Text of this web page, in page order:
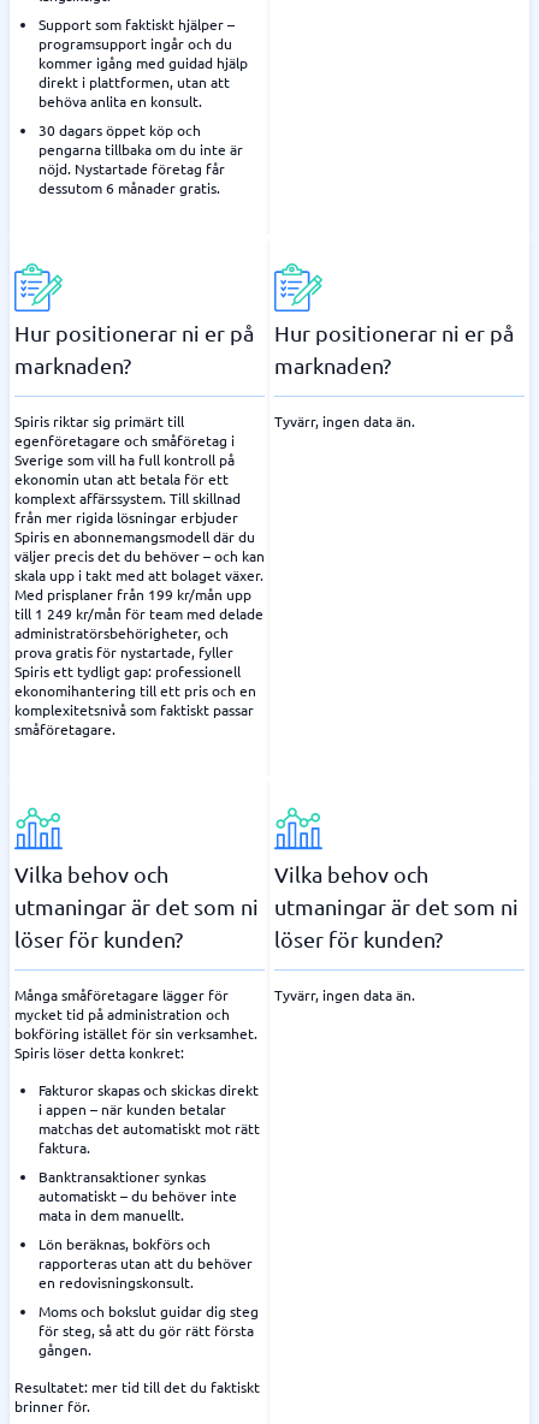
Support som faktiskt hjälper –
programsupport ingår och du
kommer igång med guidad hjälp
direkt i plattformen, utan att
behöva anlita en konsult.
30 dagars öppet köp och
pengarna tillbaka om du inte är
nöjd. Nystartade företag får
dessutom 6 månader gratis.
Hur positionerar ni er på
marknaden?
Spiris riktar sig primärt till
egenföretagare och småföretag i
Sverige som vill ha full kontroll på
ekonomin utan att betala för ett
komplext affärssystem. Till skillnad
från mer rigida lösningar erbjuder
Spiris en abonnemangsmodell där du
väljer precis det du behöver – och kan
skala upp i takt med att bolaget växer.
Med prisplaner från 199 kr/mån upp
till 1 249 kr/mån för team med delade
administratörsbehörigheter, och
prova gratis för nystartade, fyller
Spiris ett tydligt gap: professionell
ekonomihantering till ett pris och en
komplexitetsnivå som faktiskt passar
småföretagare.
Hur positionerar ni er på
marknaden?
Tyvärr, ingen data än.
Vilka behov och
utmaningar är det som ni
löser för kunden?
Många småföretagare lägger för
mycket tid på administration och
bokföring istället för sin verksamhet.
Spiris löser detta konkret:
Fakturor skapas och skickas direkt
i appen – när kunden betalar
matchas det automatiskt mot rätt
faktura.
Banktransaktioner synkas
automatiskt – du behöver inte
mata in dem manuellt.
Lön beräknas, bokförs och
rapporteras utan att du behöver
en redovisningskonsult.
Moms och bokslut guidar dig steg
för steg, så att du gör rätt första
gången.
Resultatet: mer tid till det du faktiskt
brinner för.
Vilka behov och
utmaningar är det som ni
löser för kunden?
Tyvärr, ingen data än.